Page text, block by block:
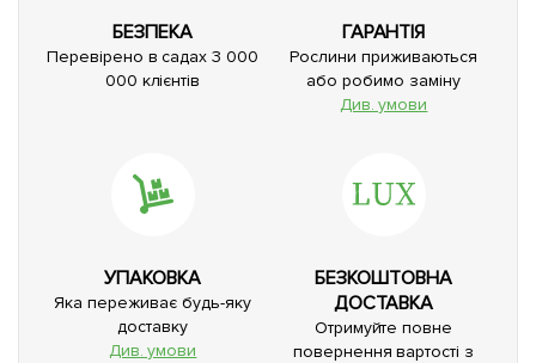
БЕЗПЕКА
Перевірено в садах 3 000
000 клієнтів
ГАРАНТІЯ
Рослини приживаються
або робимо заміну
Див. умови
УПАКОВКА
Яка переживає будь-яку
доставку
Див. умови
БЕЗКОШТОВНА
ДОСТАВКА
Отримуйте повне
повернення вартості з